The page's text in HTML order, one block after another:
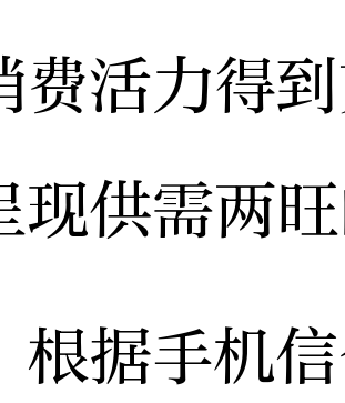
费活力得
现供需两
手机信